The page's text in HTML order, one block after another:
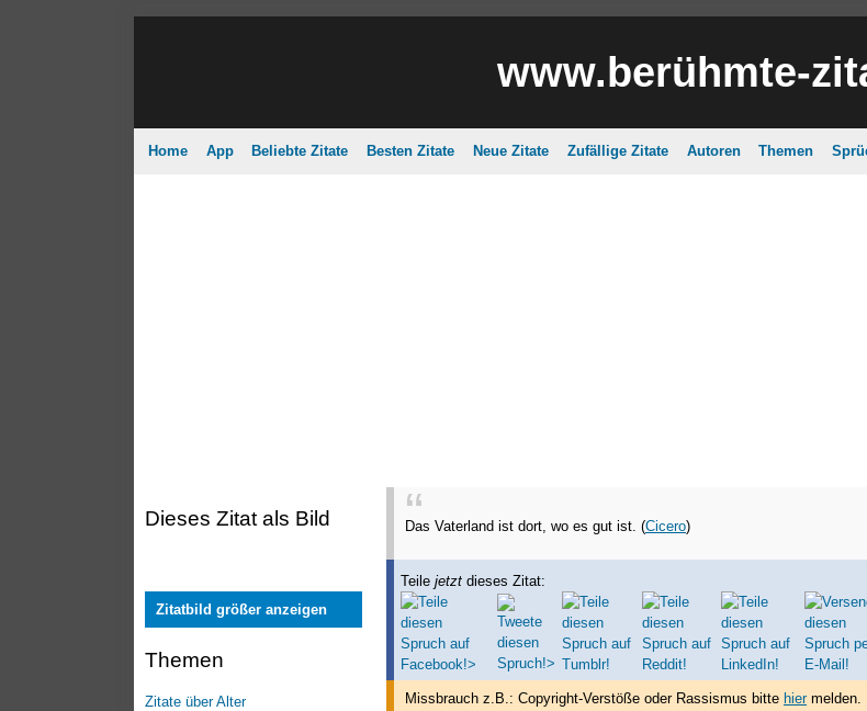
www.berühmte-
Home App Beliebte Zitate Besten Zitate Neue Zitate Zufällige Zitate Autoren Themen
Dieses Zitat als Bild
Zitatbild größer anzeigen
Themen
Zitate über Alter
Das Vaterland ist dort, wo es gut ist. (Cicero)
Teilejetzt dieses Zitat:
Missbrauch z.B.: Copyright-Verstöße oder Rassismus bitte hiermelden.